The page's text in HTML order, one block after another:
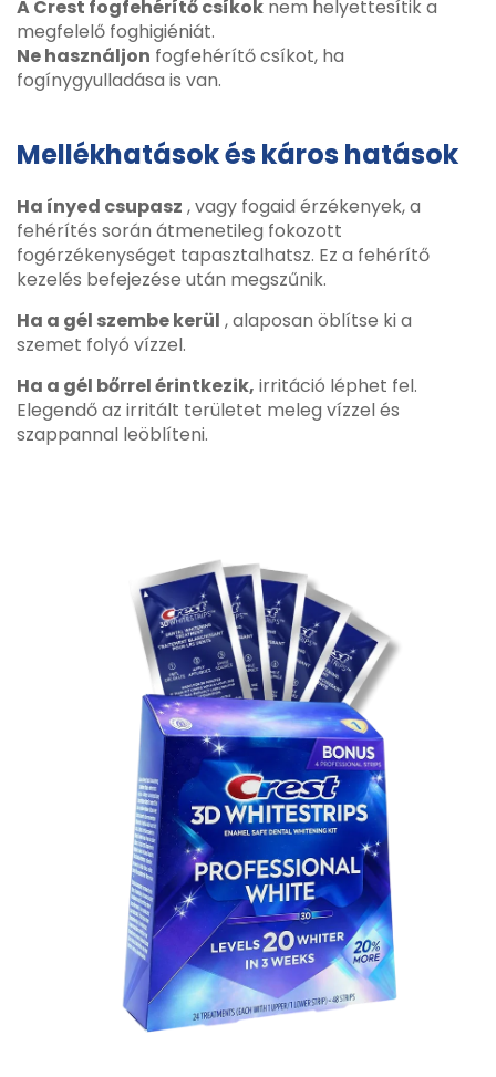
A Crest fogfehérítő csíkok nem helyettesítik a
megfelelő foghigiéniát.
Ne használjon fogfehérítő csíkot, ha
fogínygyulladása is van.
Mellékhatások és káros hatások
Ha ínyed csupasz , vagy fogaid érzékenyek, a
fehérítés során átmenetileg fokozott
fogérzékenységet tapasztalhatsz. Ez a fehérítő
kezelés befejezése után megszűnik.
Ha a gél szembe kerül , alaposan öblítse ki a
szemet folyó vízzel.
Ha a gél bőrrel érintkezik, irritáció léphet fel.
Elegendő az irritált területet meleg vízzel és
szappannal leöblíteni.